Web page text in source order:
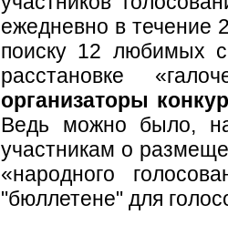
ежедневно в течение
поиску 12 любимых
расстановке
организаторы
Ведь можно было,
участникам о
«народного
"бюллетене" для